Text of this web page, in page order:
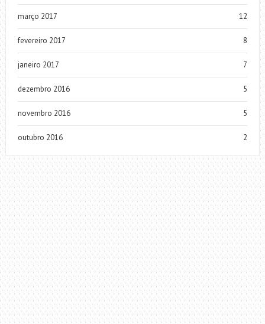
março 2017 12
fevereiro 2017 8
janeiro 2017 7
dezembro 2016 5
novembro 2016 5
outubro 2016 2